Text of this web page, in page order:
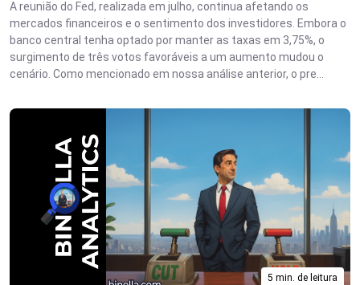
A reunião do Fed, realizada em julho, continua afetando os
mercados financeiros e o sentimento dos investidores. Embora o
banco central tenha optado por manter as taxas em 3,75%, o
surgimento de três votos favoráveis a um aumento mudou o
cenário. Como mencionado em nossa análise anterior, o pre...
5 min. de leitura